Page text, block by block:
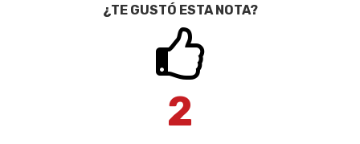
¿TE GUSTÓ ESTA NOTA?
2